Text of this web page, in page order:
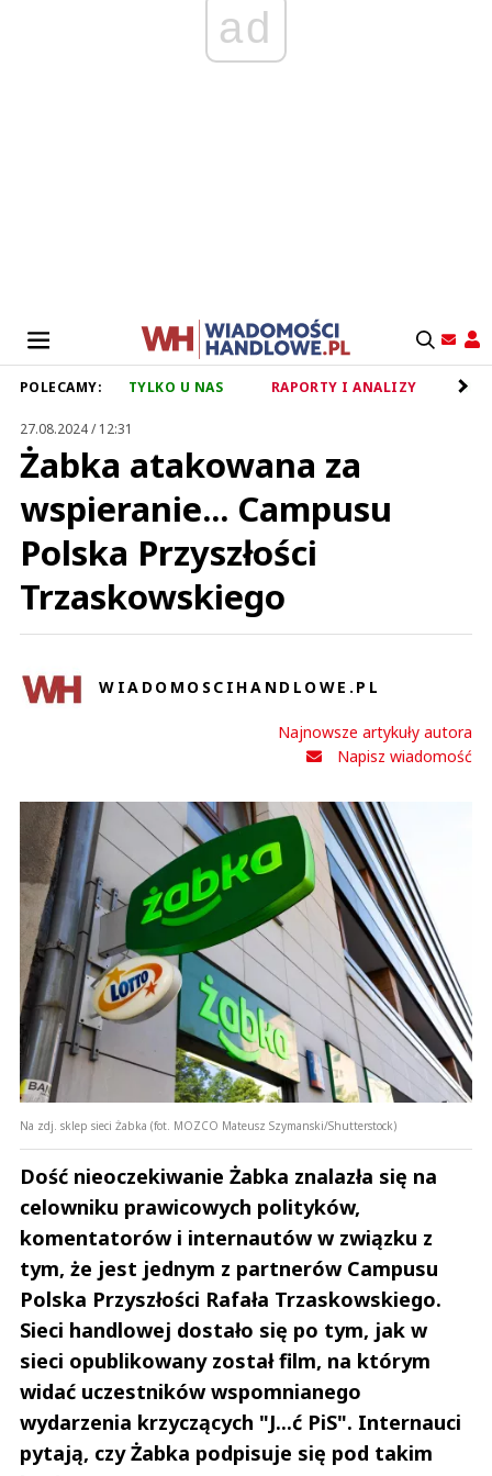
ad
POLECAMY: TYLKO U NAS RAPORTY I ANALIZY
27.08.2024 / 12:31
Żabka atakowana za
wspieranie... Campusu
Polska Przyszłości
Trzaskowskiego
WIADOMOSCIHANDLOWE.PL
Najnowsze artykuły autora
Napisz wiadomość
Na zdj. sklep sieci Żabka (fot. MOZCO Mateusz Szymanski/Shutterstock)
Dość nieoczekiwanie Żabka znalazła się na
celowniku prawicowych polityków,
komentatorów i internautów w związku z
tym, że jest jednym z partnerów Campusu
Polska Przyszłości Rafała Trzaskowskiego.
Sieci handlowej dostało się po tym, jak w
sieci opublikowany został film, na którym
widać uczestników wspomnianego
wydarzenia krzyczących "J...ć PiS". Internauci
pytają, czy Żabka podpisuje się pod takim